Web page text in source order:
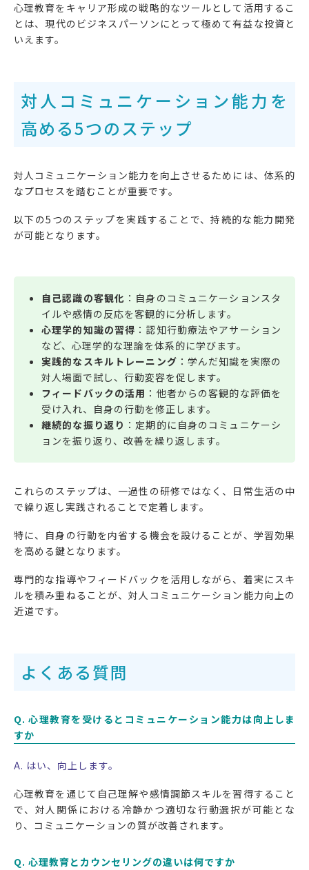
心理教育をキャリア形成の戦略的なツールとして活用するこ
とは、現代のビジネスパーソンにとって極めて有益な投資と
いえます。
対人コミュニケーション能力を
高める5つのステップ
対人コミュニケーション能力を向上させるためには、体系的
なプロセスを踏むことが重要です。
以下の5つのステップを実践することで、持続的な能力開発
が可能となります。
自己認識の客観化 ：自身のコミュニケーションスタ
イルや感情の反応を客観的に分析します。
心理学的知識の習得 ：認知行動療法やアサーション
など、心理学的な理論を体系的に学びます。
実践的なスキルトレーニング ：学んだ知識を実際の
対人場面で試し、行動変容を促します。
フィードバックの活用 ：他者からの客観的な評価を
受け入れ、自身の行動を修正します。
継続的な振り返り ：定期的に自身のコミュニケーシ
ョンを振り返り、改善を繰り返します。
これらのステップは、一過性の研修ではなく、日常生活の中
で繰り返し実践されることで定着します。
特に、自身の行動を内省する機会を設けることが、学習効果
を高める鍵となります。
専門的な指導やフィードバックを活用しながら、着実にスキ
ルを積み重ねることが、対人コミュニケーション能力向上の
近道です。
よくある質問
Q. 心理教育を受けるとコミュニケーション能力は向上しま
すか
A. はい、向上します。
心理教育を通じて自己理解や感情調節スキルを習得すること
で、対人関係における冷静かつ適切な行動選択が可能とな
り、コミュニケーションの質が改善されます。
Q. 心理教育とカウンセリングの違いは何ですか